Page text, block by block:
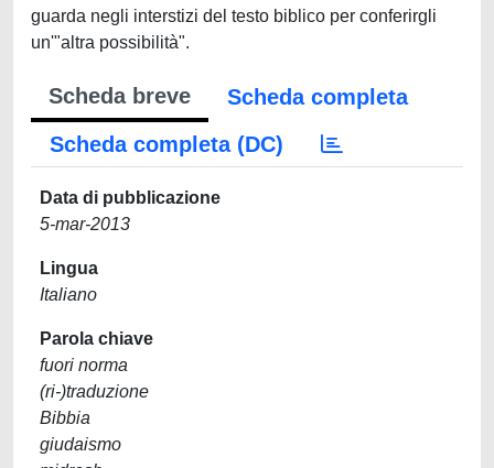
guarda negli interstizi del testo biblico per conferirgli
un'"altra possibilità".
Scheda breve
Scheda completa
Scheda completa (DC)
Data di pubblicazione
5-mar-2013
Lingua
Italiano
Parola chiave
fuori norma
(ri-)traduzione
Bibbia
giudaismo